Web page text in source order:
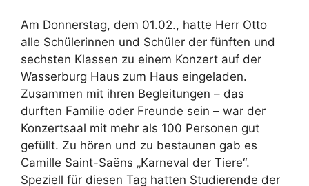
Am Donnerstag, dem 01.02., hatte Herr Otto
alle Schülerinnen und Schüler der fünften und
sechsten Klassen zu einem Konzert auf der
Wasserburg Haus zum Haus eingeladen.
Zusammen mit ihren Begleitungen – das
durften Familie oder Freunde sein – war der
Konzertsaal mit mehr als 100 Personen gut
gefüllt. Zu hören und zu bestaunen gab es
Camille Saint-Saëns „Karneval der Tiere“.
Speziell für diesen Tag hatten Studierende der